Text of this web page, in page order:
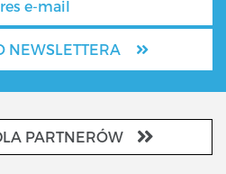
NEWSLETTERA
PARTNERÓW